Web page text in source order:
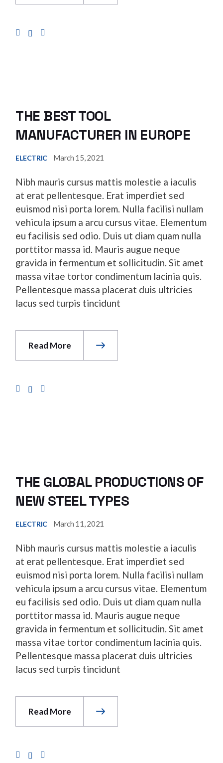
THE BEST TOOL
MANUFACTURER IN EUROPE
ELECTRIC March 15, 2021
Nibh mauris cursus mattis molestie a iaculis
at erat pellentesque. Erat imperdiet sed
euismod nisi porta lorem. Nulla facilisi nullam
vehicula ipsum a arcu cursus vitae. Elementum
eu facilisis sed odio. Duis ut diam quam nulla
porttitor massa id. Mauris augue neque
gravida in fermentum et sollicitudin. Sit amet
massa vitae tortor condimentum lacinia quis.
Pellentesque massa placerat duis ultricies
lacus sed turpis tincidunt
Read More
THE GLOBAL PRODUCTIONS OF
NEW STEEL TYPES
ELECTRIC March 11, 2021
Nibh mauris cursus mattis molestie a iaculis
at erat pellentesque. Erat imperdiet sed
euismod nisi porta lorem. Nulla facilisi nullam
vehicula ipsum a arcu cursus vitae. Elementum
eu facilisis sed odio. Duis ut diam quam nulla
porttitor massa id. Mauris augue neque
gravida in fermentum et sollicitudin. Sit amet
massa vitae tortor condimentum lacinia quis.
Pellentesque massa placerat duis ultricies
lacus sed turpis tincidunt
Read More